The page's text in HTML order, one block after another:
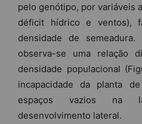
pelo genótipo, por variáveis
déficit hídrico e ventos),
densidade de
observa-se uma relação
densidade populacional
incapacidade da planta
espaços vazios na
desenvolvimento lateral.